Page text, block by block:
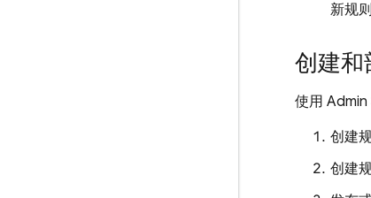
新规则
创建和
使用 Admin
创建
创建